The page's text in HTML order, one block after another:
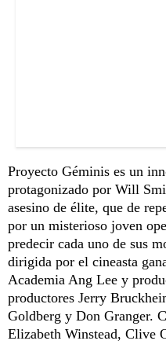
Proyecto Géminis es un
protagonizado por Will
asesino de élite, que de
por un misterioso joven
predecir cada uno de sus
dirigida por el cineasta
Academia Ang Lee y
productores Jerry
Goldberg y Don Granger.
Elizabeth Winstead, Clive